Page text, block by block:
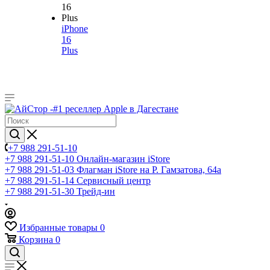
iPhone
16
Plus
+7 988 291-51-10
+7 988 291-51-10 Онлайн-магазин iStore
+7 988 291-51-03 Флагман iStore на Р. Гамзатова, 64а
+7 988 291-51-14 Сервисный центр
+7 988 291-51-30 Трейд-ин
Избранные товары 0
Корзина 0